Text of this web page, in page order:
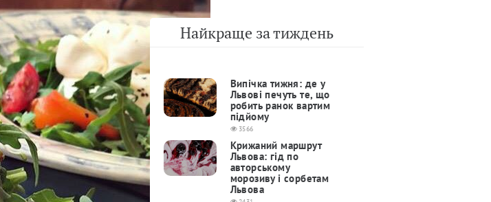
Найкраще за тиждень
Випічка тижня: де у
Львові печуть те, що
робить ранок вартим
підйому
3566
Крижаний маршрут
Львова: гід по
авторському
морозиву і сорбетам
Львова